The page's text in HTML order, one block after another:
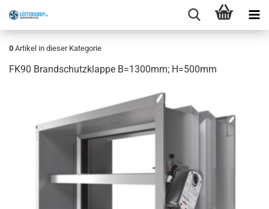
0 Artikel in dieser Kategorie
FK90 Brandschutzklappe B=1300mm; H=500mm